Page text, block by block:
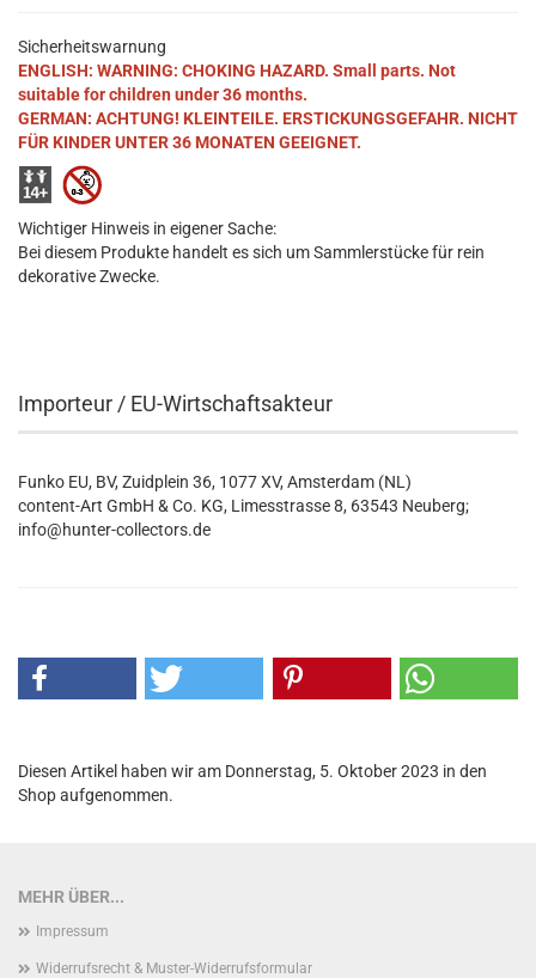
Sicherheitswarnung
ENGLISH: WARNING: CHOKING HAZARD. Small parts. Not
suitable for children under 36 months.
GERMAN: ACHTUNG! KLEINTEILE. ERSTICKUNGSGEFAHR. NICHT
FÜR KINDER UNTER 36 MONATEN GEEIGNET.
Wichtiger Hinweis in eigener Sache:
Bei diesem Produkte handelt es sich um Sammlerstücke für rein
dekorative Zwecke.
Importeur / EU-Wirtschaftsakteur
Funko EU, BV, Zuidplein 36, 1077 XV, Amsterdam (NL)
content-Art GmbH & Co. KG, Limesstrasse 8, 63543 Neuberg;
info@hunter-collectors.de
Diesen Artikel haben wir am Donnerstag, 5. Oktober 2023 in den
Shop aufgenommen.
MEHR ÜBER...
Impressum
Widerrufsrecht & Muster-Widerrufsformular